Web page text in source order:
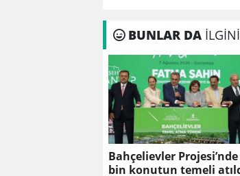
BUNLAR DA
Bahçelievler Projesi’nde
bin konutun temeli